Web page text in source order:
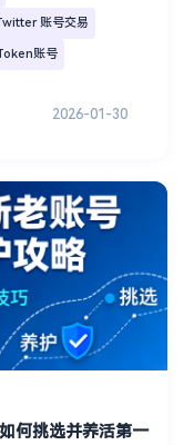
账号交易
账号
2026-01-30
何挑选并养活第一